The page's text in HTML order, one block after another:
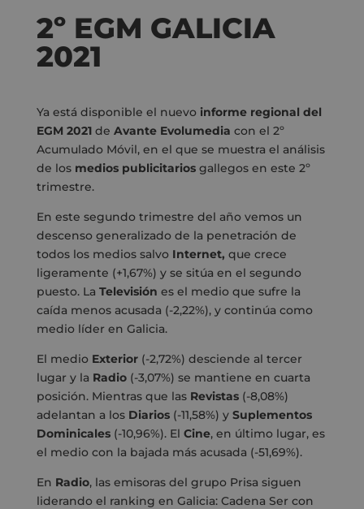
2º EGM GALICIA
2021
Ya está disponible el nuevo informe regional del
EGM 2021de Avante Evolumedia con el 2º
Acumulado Móvil, en el que se muestra el análisis
de los medios publicitariosgallegos en este 2º
trimestre.
En este segundo trimestre del año vemos un
descenso generalizado de la penetración de
todos los medios salvo Internet, que crece
ligeramente (+1,67%) y se sitúa en el segundo
puesto. La Televisión es el medio que sufre la
caída menos acusada (-2,22%), y continúa como
medio líder en Galicia.
El medio Exterior(-2,72%) desciende al tercer
lugar y la Radio(-3,07%) se mantiene en cuarta
posición. Mientras que las Revistas(-8,08%)
adelantan a los Diarios(-11,58%) y Suplementos
Dominicales(-10,96%). El Cine, en último lugar, es
el medio con la bajada más acusada (-51,69%).
En Radio, las emisoras del grupo Prisa siguen
liderando el ranking en Galicia: Cadena Ser con